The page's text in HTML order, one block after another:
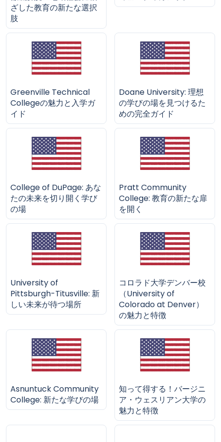
ざした教育の新たな選択
肢
Greenville Technical
Collegeの魅力と入学ガ
イド
Doane University: 理想
の学びの場を見つけるた
めの完全ガイド
College of DuPage: あな
たの未来を切り開く学び
の場
Pratt Community
College: 教育の新たな扉
を開く
University of
Pittsburgh-Titusville: 新
しい未来が待つ場所
コロラド大学デンバー校
（University of
Colorado at Denver）
の魅力と特徴
Asnuntuck Community
College: 新たな学びの場
知って得する！バージニ
ア・ウェスリアン大学の
魅力と特徴